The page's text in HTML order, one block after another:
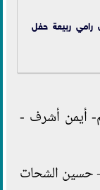
رامي ربيعة حفل
أيمن أشرف -
حسين الشحات